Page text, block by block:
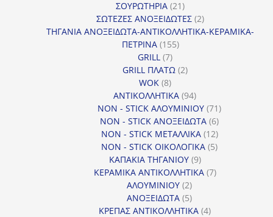
προϊόντα
ΣΟΥΡΩΤΗΡΙΑ 2121
προϊόντα
ΣΩΤΕΖΕΣ ΑΝΟΞΕΙΔΩΤΕΣ 22
προϊόντα
ΤΗΓΑΝΙΑ ΑΝΟΞΕΙΔΩΤΑ-ΑΝΤΙΚΟΛΛΗΤΙΚΑ-ΚΕΡΑΜΙΚΑ-
ΠΕΤΡΙΝΑ 155155
GRILL 77
προϊόντα
GRILL ΠΛΑΤΩ 22
WOK 88
προϊόντα
ΑΝΤΙΚΟΛΛΗΤΙΚΑ 9494
προϊόντα
NON - STICK ΑΛΟΥΜΙΝΙΟΥ 7171
προϊόντα
NON - STICK ΑΝΟΞΕΙΔΩΤΑ 66
προϊόντα
NON - STICK ΜΕΤΑΛΛΙΚΑ 1212
προϊόντα
NON - STICK ΟΙΚΟΛΟΓΙΚΑ 55
ΚΑΠΑΚΙΑ ΤΗΓΑΝΙΟΥ 99
προϊόντα
ΚΕΡΑΜΙΚΑ ΑΝΤΙΚΟΛΛΗΤΙΚΑ 77
ΑΛΟΥΜΙΝΙΟΥ 22
προϊόντα
ΑΝΟΞΕΙΔΩΤΑ 55
προϊόντα
ΚΡΕΠΑΣ ΑΝΤΙΚΟΛΛΗΤΙΚΑ 44